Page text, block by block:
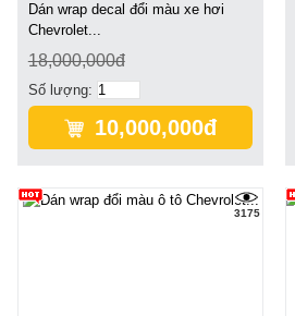
Dán wrap decal đổi màu xe hơi
Chevrolet...
18,000,000đ
Số lượng:
10,000,000đ
3175